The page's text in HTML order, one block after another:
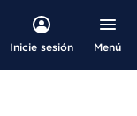
Inicie sesión Menú